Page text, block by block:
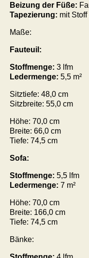
Beizung der Füße:
Tapezierung: mit
Maße:
Fauteuil:
Stoffmenge: 3 lfm
Ledermenge: 5,5 m²
Sitztiefe: 48,0 cm
Sitzbreite: 55,0 cm
Höhe: 70,0 cm
Breite: 66,0 cm
Tiefe: 74,5 cm
Sofa:
Stoffmenge: 5,5 lfm
Ledermenge: 7 m²
Höhe: 70,0 cm
Breite: 166,0 cm
Tiefe: 74,5 cm
Bänke: